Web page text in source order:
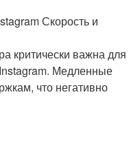
Скорость и
критически важна для
Медленные
что негативно